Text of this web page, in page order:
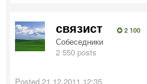
связист 2 100
Собеседники
2 550 posts
Posted 21.12.2011 12:35